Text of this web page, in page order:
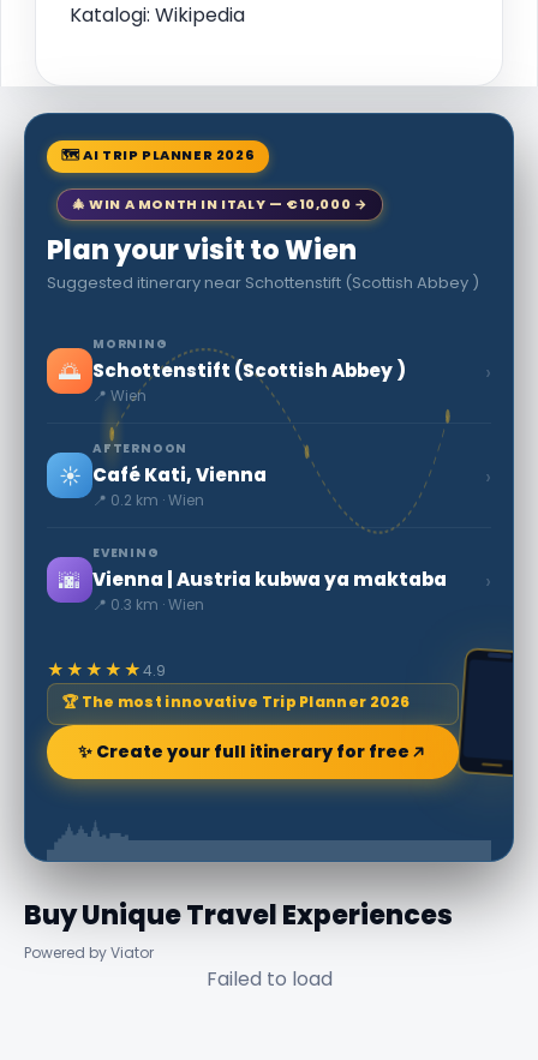
Katalogi: Wikipedia
🗺 AI TRIP PLANNER 2026
🎄 WIN A MONTH IN ITALY — €10,000 →
Plan your visit to Wien
Suggested itinerary near Schottenstift (Scottish Abbey )
🌅
MORNING
Schottenstift (Scottish Abbey )
📍 Wien
›
☀️
AFTERNOON
Café Kati, Vienna
📍 0.2 km · Wien
›
🌆
EVENING
Vienna | Austria kubwa ya maktaba
📍 0.3 km · Wien
›
★★★★★4.9
🏆 The most innovative Trip Planner 2026
✨ Create your full itinerary for free
Buy Unique Travel Experiences
Powered by Viator
Failed to load